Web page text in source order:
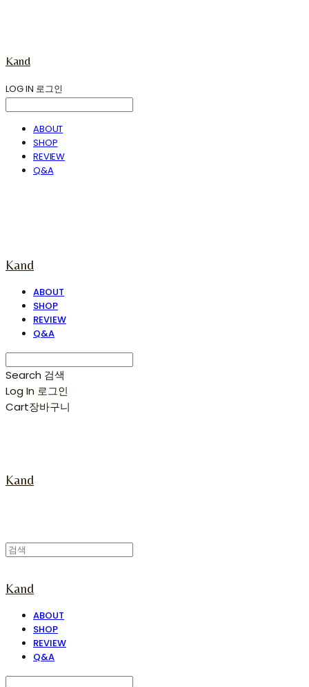
Kand
LOG IN 로그인
ABOUT
SHOP
REVIEW
Q&A
Kand
ABOUT
SHOP
REVIEW
Q&A
Search 검색
Log In 로그인
Cart장바구니
Kand
Kand
ABOUT
SHOP
REVIEW
Q&A